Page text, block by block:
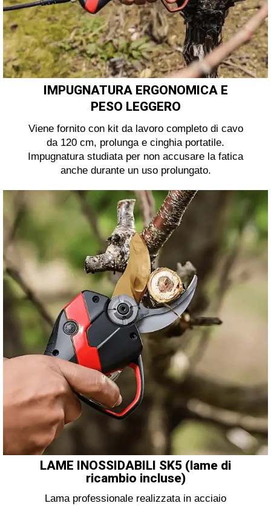
IMPUGNATURA ERGONOMICA E
PESO LEGGERO
Viene fornito con kit da lavoro completo di cavo
da 120 cm, prolunga e cinghia portatile.
Impugnatura studiata per non accusare la fatica
anche durante un uso prolungato.
LAME INOSSIDABILI SK5 (lame di
ricambio incluse)
Lama professionale realizzata in acciaio